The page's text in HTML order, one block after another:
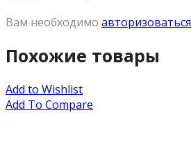
Вам необходимо авторизоваться
Похожие товары
Add to Wishlist
Add To Compare